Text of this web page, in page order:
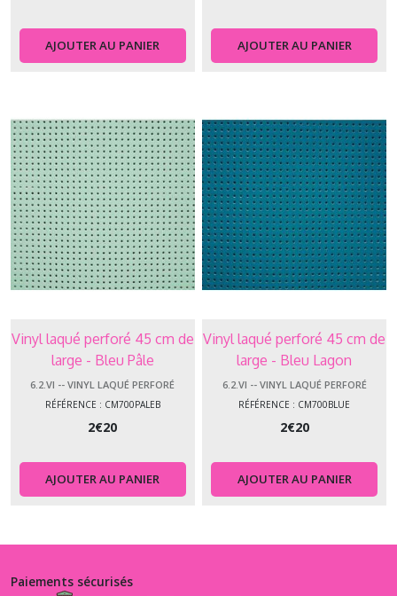
AJOUTER AU PANIER AJOUTER AU PANIER
Vinyl laqué perforé 45 cm de
large - Bleu Pâle
6.2.VI -- VINYL LAQUÉ PERFORÉ
RÉFÉRENCE : CM700PALEB
2€20
AJOUTER AU PANIER
Vinyl laqué perforé 45 cm de
large - Bleu Lagon
6.2.VI -- VINYL LAQUÉ PERFORÉ
RÉFÉRENCE : CM700BLUE
2€20
AJOUTER AU PANIER
Paiements sécurisés